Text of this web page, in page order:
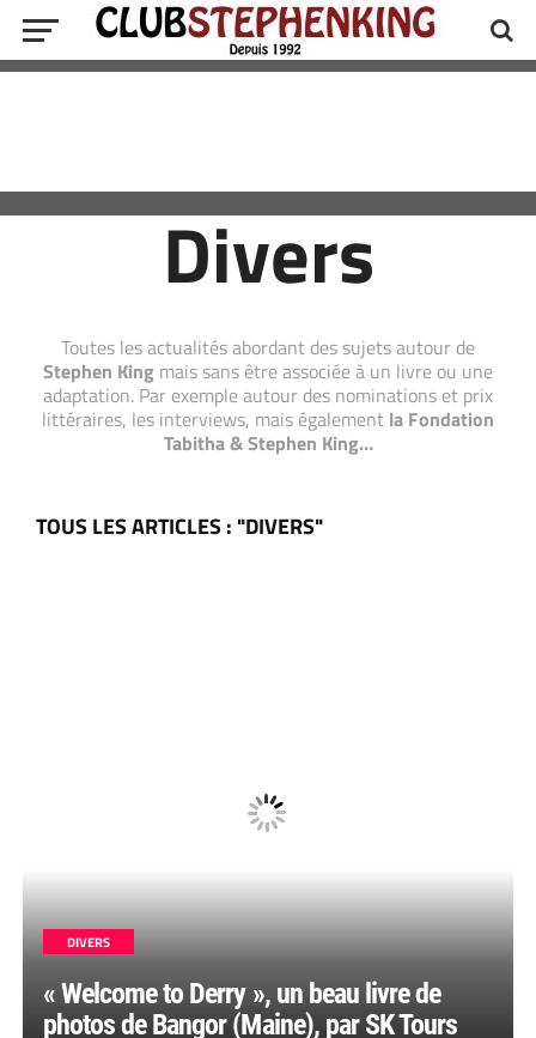
Divers
Toutes les actualités abordant des sujets autour de
Stephen King mais sans être associée à un livre ou une
adaptation. Par exemple autour des nominations et prix
littéraires, les interviews, mais également la Fondation
Tabitha & Stephen King…
TOUS LES ARTICLES : "DIVERS"
DIVERS
« Welcome to Derry », un beau livre de
photos de Bangor (Maine), par SK Tours